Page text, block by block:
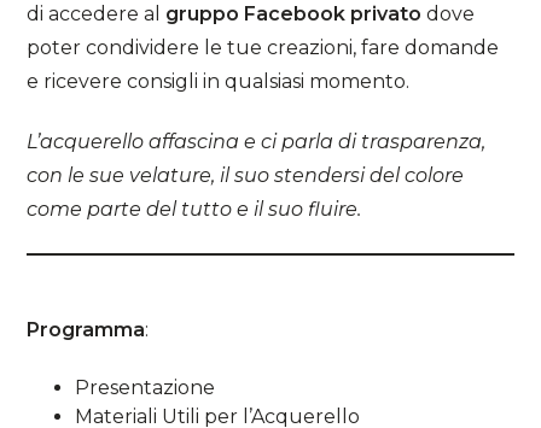
di accedere al gruppo Facebook privato dove
poter condividere le tue creazioni, fare domande
e ricevere consigli in qualsiasi momento.
L’acquerello affascina e ci parla di trasparenza,
con le sue velature, il suo stendersi del colore
come parte del tutto e il suo fluire.
Programma:
Presentazione
Materiali Utili per l’Acquerello